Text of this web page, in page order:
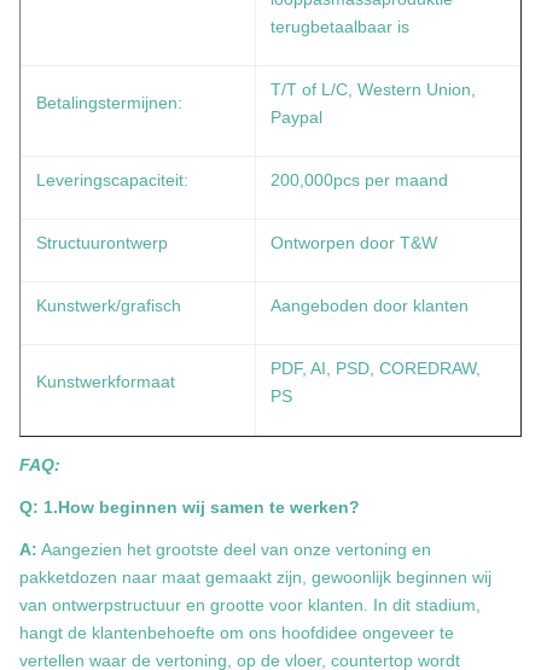
terugbetaalbaar is
Betalingstermijnen:
T/T of L/C, Western Union,
Paypal
Leveringscapaciteit: 200,000pcs per maand
Structuurontwerp Ontworpen door T&W
Kunstwerk/grafisch Aangeboden door klanten
Kunstwerkformaat
PDF, AI, PSD, COREDRAW,
PS
FAQ:
Q: 1.How beginnen wij samen te werken?
A: Aangezien het grootste deel van onze vertoning en
pakketdozen naar maat gemaakt zijn, gewoonlijk beginnen wij
van ontwerpstructuur en grootte voor klanten. In dit stadium,
hangt de klantenbehoefte om ons hoofdidee ongeveer te
vertellen waar de vertoning, op de vloer, countertop wordt